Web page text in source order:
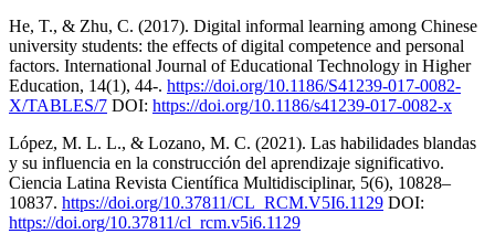
He, T., & Zhu, C. (2017). Digital informal learning among Chinese
university students: the effects of digital competence and personal
factors. International Journal of Educational Technology in Higher
Education, 14(1), 44-. https://doi.org/10.1186/S41239-017-0082-
X/TABLES/7 DOI: https://doi.org/10.1186/s41239-017-0082-x
López, M. L. L., & Lozano, M. C. (2021). Las habilidades blandas
y su influencia en la construcción del aprendizaje significativo.
Ciencia Latina Revista Científica Multidisciplinar, 5(6), 10828–
10837. https://doi.org/10.37811/CL_RCM.V5I6.1129 DOI:
https://doi.org/10.37811/cl_rcm.v5i6.1129